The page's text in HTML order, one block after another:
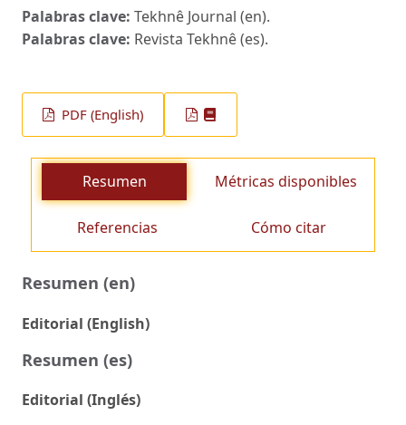
Palabras clave: Tekhnê Journal (en).
Palabras clave: Revista Tekhnê (es).
PDF (English)
Resumen Métricas disponibles
Referencias Cómo citar
Resumen (en)
Editorial (English)
Resumen (es)
Editorial (Inglés)